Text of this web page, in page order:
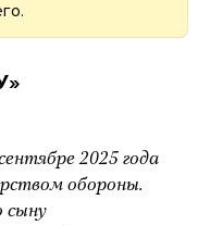
2025 года
обороны.
сыну